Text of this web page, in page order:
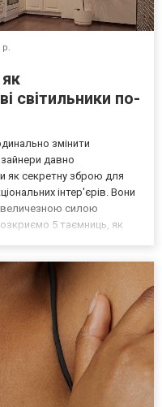
р.
світильники по-
змінити
давно
як секретну зброю для
інтер'єрів. Вони
величезною силою
5 таємниць, як